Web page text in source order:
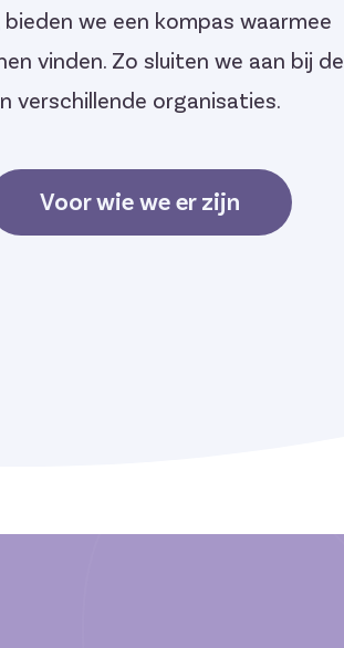
we een kompas waarmee
vinden. Zo sluiten we aan bij de
verschillende organisaties.
Voor wie we er zijn